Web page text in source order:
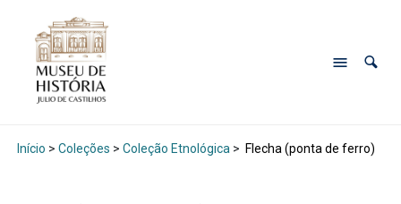
Início > Coleções > Coleção Etnológica > Flecha (ponta de ferro)